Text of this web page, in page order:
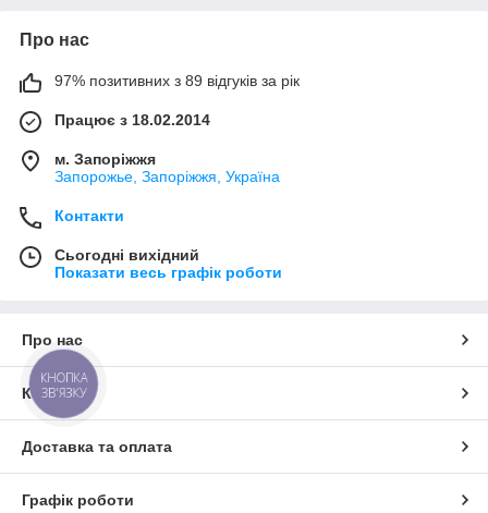
Про нас
97% позитивних з 89 відгуків за рік
Працює з 18.02.2014
м. Запоріжжя
Запорожье, Запоріжжя, Україна
Контакти
Сьогодні вихідний
Показати весь графік роботи
Про нас
Контакти
Доставка та оплата
Графік роботи
КНОПКА
ЗВ'ЯЗКУ